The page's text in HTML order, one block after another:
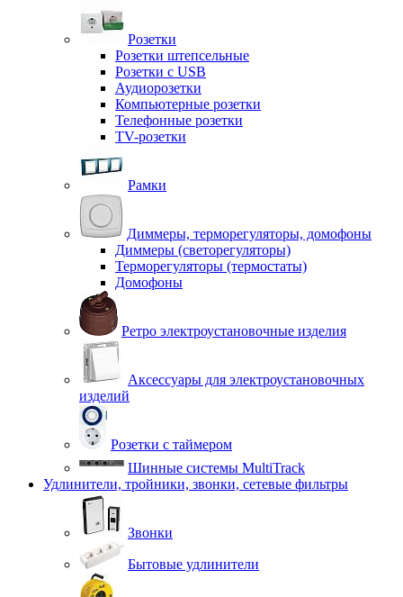
Розетки
Розетки штепсельные
Розетки с USB
Аудиорозетки
Компьютерные розетки
Телефонные розетки
TV-розетки
Рамки
Диммеры, терморегуляторы, домофоны
Диммеры (светорегуляторы)
Терморегуляторы (термостаты)
Домофоны
Ретро электроустановочные изделия
Аксессуары для электроустановочных
изделий
Розетки с таймером
Шинные системы MultiTrack
Удлинители, тройники, звонки, сетевые фильтры
Звонки
Бытовые удлинители